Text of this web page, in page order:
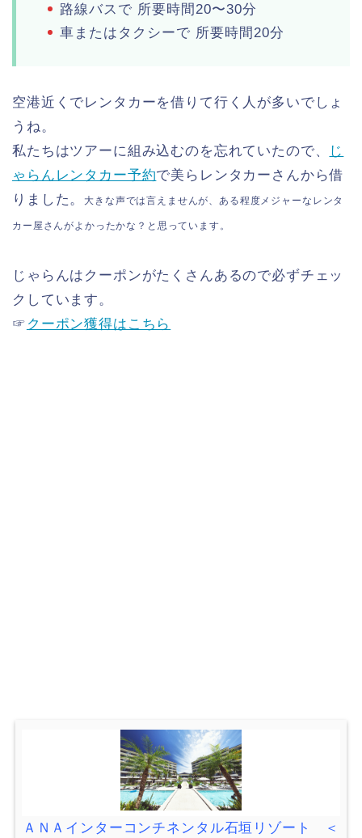
路線バスで 所要時間20〜30分
車またはタクシーで 所要時間20分
空港近くでレンタカーを借りて行く人が多いでしょ
うね。
私たちはツアーに組み込むのを忘れていたので、
じ
ゃらんレンタカー予約で美らレンタカーさんから借
りました。
大きな声では言えませんが、ある程度メジャーなレンタ
カー屋さんがよかったかな？と思っています。
じゃらんはクーポンがたくさんあるので必ずチェッ
クしています。
☞ クーポン獲得はこちら
ＡＮＡインターコンチネンタル石垣リゾート ＜